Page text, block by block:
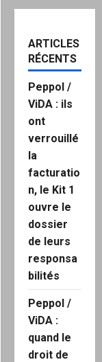
ARTICLES
RÉCENTS
Peppol /
ViDA : ils
ont
verrouillé
la
facturatio
n, le Kit 1
ouvre le
dossier
de leurs
responsa
bilités
Peppol /
ViDA :
quand le
droit de